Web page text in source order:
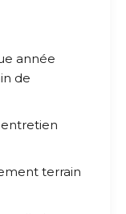
année
de
terrain